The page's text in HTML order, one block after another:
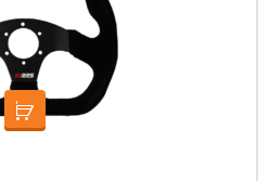
LOE EDASI